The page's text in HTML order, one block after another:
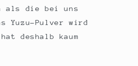
als die bei uns
Yuzu-Pulver wird
deshalb kaum